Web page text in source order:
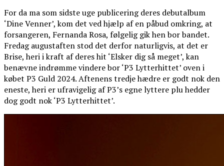
For da ma som sidste uge publicering deres debutalbum
‘Dine Venner’, kom det ved hjælp af en påbud omkring, at
forsangeren, Fernanda Rosa, følgelig gik hen bor bandet.
Fredag augustaften stod det derfor naturligvis, at det er
Brise, heri i kraft af deres hit ‘Elsker dig så meget’, kan
benævne indrømme vindere bor ‘P3 Lytterhittet’ oven i
købet P3 Guld 2024. Aftenens tredje hædre er godt nok den
eneste, heri er ufravigelig af P3’s egne lyttere plu hedder
dog godt nok ‘P3 Lytterhittet’.